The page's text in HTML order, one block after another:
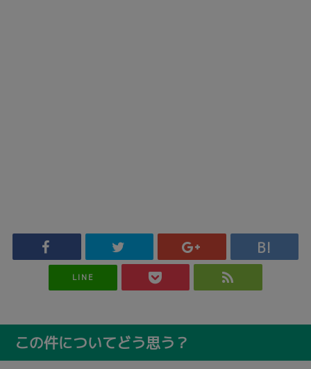
LINE
この件についてどう思う？